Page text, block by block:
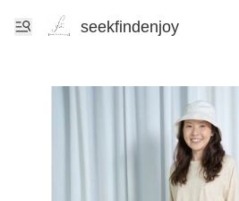
seekfindenjoy